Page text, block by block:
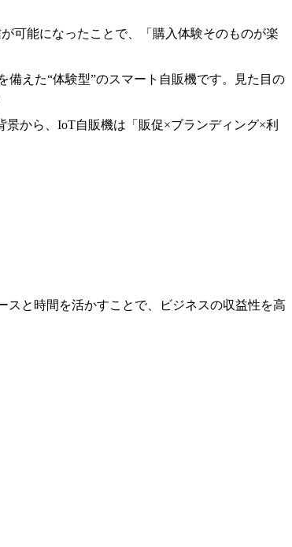
可能になったことで、「購入体験そのものが楽
えた“体験型”のスマート自販機です。見た目の
から、IoT自販機は「販促×ブランディング×利
スと時間を活かすことで、ビジネスの収益性を高